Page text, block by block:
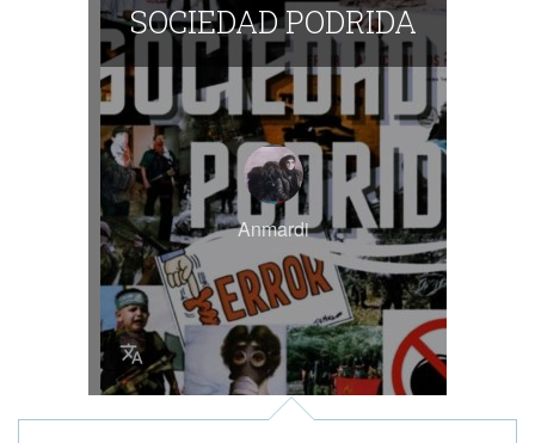
SOCIEDAD PODRIDA
Anmardi